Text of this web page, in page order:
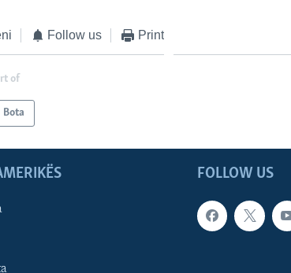
Follow us Print
of
Bota
FOLLOW US